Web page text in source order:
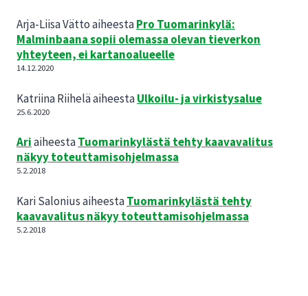
Arja-Liisa VättoaiheestaPro Tuomarinkylä:
Malminbaana sopii olemassa olevan tieverkon
yhteyteen, ei kartanoalueelle
14.12.2020
Katriina RiiheläaiheestaUlkoilu- ja virkistysalue
25.6.2020
AriaiheestaTuomarinkylästä tehty kaavavalitus
näkyy toteuttamisohjelmassa
5.2.2018
Kari SaloniusaiheestaTuomarinkylästä tehty
kaavavalitus näkyy toteuttamisohjelmassa
5.2.2018